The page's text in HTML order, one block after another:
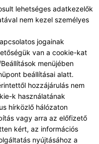
lehetséges adatkezelők
nem kezel személyes
jogainak
van a cookie-kat
menüjében
beállításai alatt.
hozzájárulás nem
k használatának
hírközlő hálózaton
vagy arra az előfizető
kért, az információs
nyújtásához a